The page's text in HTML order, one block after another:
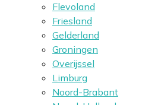
Flevoland
Friesland
Gelderland
Groningen
Overijssel
Limburg
Noord-Brabant